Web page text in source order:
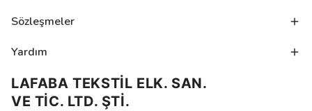
Sözleşmeler
Yardım
LAFABA TEKSTİL ELK. SAN.
VE TİC. LTD. ŞTİ.